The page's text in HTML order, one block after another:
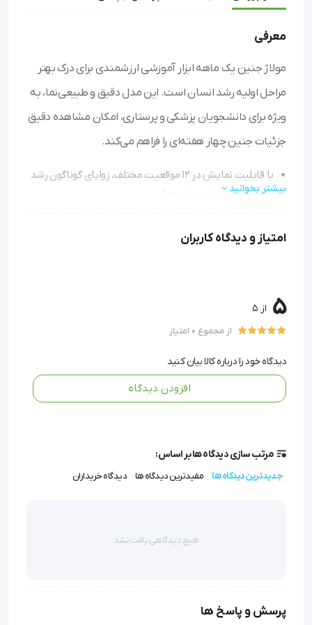
معرفی
مولاژ جنین یک ماهه ابزار آموزشی ارزشمندی برای درک بهتر
مراحل اولیه رشد انسان است. این مدل دقیق و طبیعی‌نما، به
ویژه برای دانشجویان پزشکی و پرستاری، امکان مشاهده دقیق
جزئیات جنین چهار هفته‌ای را فراهم می‌کند.
با قابلیت نمایش در ۱۲ موقعیت مختلف، زوایای گوناگون رشد
جنین را به وضوح مشاهده کنید.
اختیار شما قرار می‌دهد.
طولانی‌مدت در محیط‌های آموزشی است.
ابعاد فشرده و وزن سبک، جابجایی و نگهداری آن را در کلینیک
بیشتر بخوانید
امتیاز و دیدگاه کاربران
5 از 5
از مجموع 0 امتیاز
دیدگاه خود را درباره کالا بیان کنید
افزودن دیدگاه
مرتب سازی دیدگاه ها بر اساس:
جدیدترین دیدگاه ها مفیدترین دیدگاه ها دیدگاه خریداران
هیچ دیدگاهی یافت نشد
پرسش و پاسخ ها